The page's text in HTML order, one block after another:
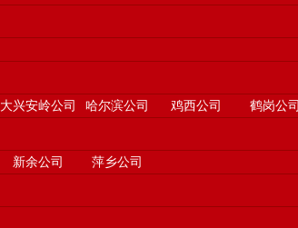
大兴安岭公司 哈尔滨公司 鸡西公司 鹤岗公司
新余公司 萍乡公司